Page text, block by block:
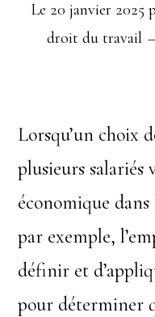
Le 20 janvier 2025
droit du travail
Lorsqu’un choix
plusieurs salariés
économique
par exemple,
définir et
pour déterminer